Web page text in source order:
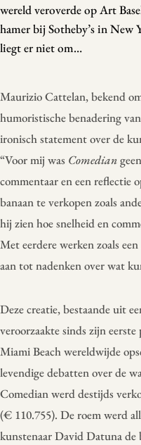
wereld veroverde op Art
hamer bij Sotheby’s in
liegt er niet om…
Maurizio Cattelan, bekend
humoristische benadering
ironisch statement over de
“Voor mij was Comedian
commentaar en een reflectie
banaan te verkopen zoals
hij zien hoe snelheid en
Met eerdere werken zoals
aan tot nadenken over wat
Deze creatie, bestaande uit
veroorzaakte sinds zijn
Miami Beach wereldwijde
levendige debatten over de
Comedian werd destijds
(€ 110.755). De roem werd
kunstenaar David Datuna de